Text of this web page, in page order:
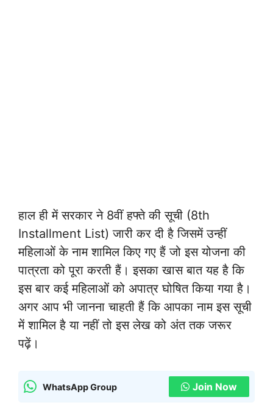
हाल ही में सरकार ने 8वीं हफ्ते की सूची (8th
Installment List) जारी कर दी है जिसमें उन्हीं
महिलाओं के नाम शामिल किए गए हैं जो इस योजना की
पात्रता को पूरा करती हैं। इसका खास बात यह है कि
इस बार कई महिलाओं को अपात्र घोषित किया गया है।
अगर आप भी जानना चाहती हैं कि आपका नाम इस सूची
में शामिल है या नहीं तो इस लेख को अंत तक जरूर
पढ़ें।
WhatsApp Group Join Now